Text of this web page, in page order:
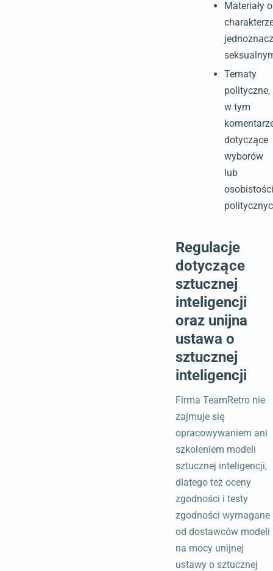
Materiały o
Tematy
polityczne,
w tym
dotyczące
wyborów
lub
osobistości
Regulacje
dotyczące
sztucznej
inteligencji
oraz unijna
ustawa o
sztucznej
inteligencji
Firma TeamRetro nie
zajmuje się
opracowywaniem ani
szkoleniem modeli
sztucznej inteligencji,
dlatego też oceny
zgodności i testy
zgodności wymagane
od dostawców modeli
na mocy unijnej
ustawy o sztucznej